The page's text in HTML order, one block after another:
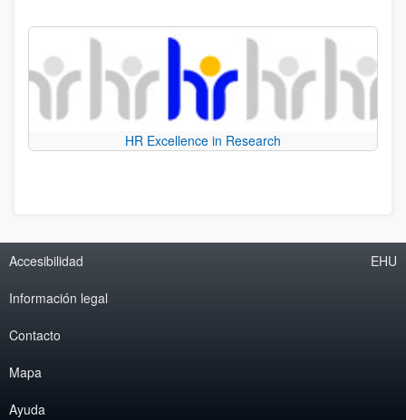
HR Excellence in Research
Accesibilidad
Información legal
Contacto
Mapa
Ayuda
EHU